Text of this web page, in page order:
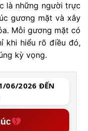
là những người trực
gương mặt và xây
Mỗi gương mặt có
khi hiểu rõ điều đó,
kỳ vọng.
06/2026 ĐẾN